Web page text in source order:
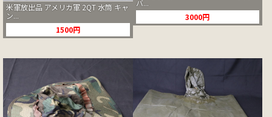
米軍放出品 アメリカ軍 2QT 水筒 キャ
ン...
1500円
バ...
3000円